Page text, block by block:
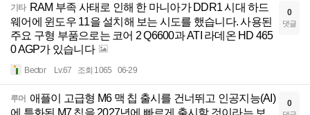
기타 RAM 부족 사태로 인해 한 마니아가 DDR1 시대 하드
웨어에 윈도우 11을 설치해 보는 시도를 했습니다. 사용된
주요 구형 부품으로는 코어 2 Q6600과 ATI 라데온 HD 465
0 AGP가 있습니다
Bector Lv.67 조회 1065 06-29
0
댓글
루머 애플이 고급형 M6 맥 칩 출시를 건너뛰고 인공지능(AI)
에 특화된 M7 칩을 2027년에 빠르게 출시할 것이라는 보
0